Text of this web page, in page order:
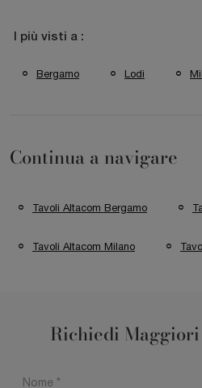
I più visti a :
Bergamo Lodi
Continua a navigare
Tavoli Altacom Bergamo
Tavoli Altacom Milano
Richiedi